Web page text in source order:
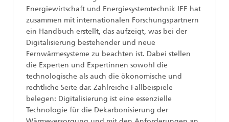
Energiewirtschaft und Energiesystemtechnik IEE hat
zusammen mit internationalen Forschungspartnern
ein Handbuch erstellt, das aufzeigt, was bei der
Digitalisierung bestehender und neue
Fernwärmesysteme zu beachten ist. Dabei stellen
die Experten und Expertinnen sowohl die
technologische als auch die ökonomische und
rechtliche Seite dar. Zahlreiche Fallbeispiele
belegen: Digitalisierung ist eine essenzielle
Technologie für die Dekarbonisierung der